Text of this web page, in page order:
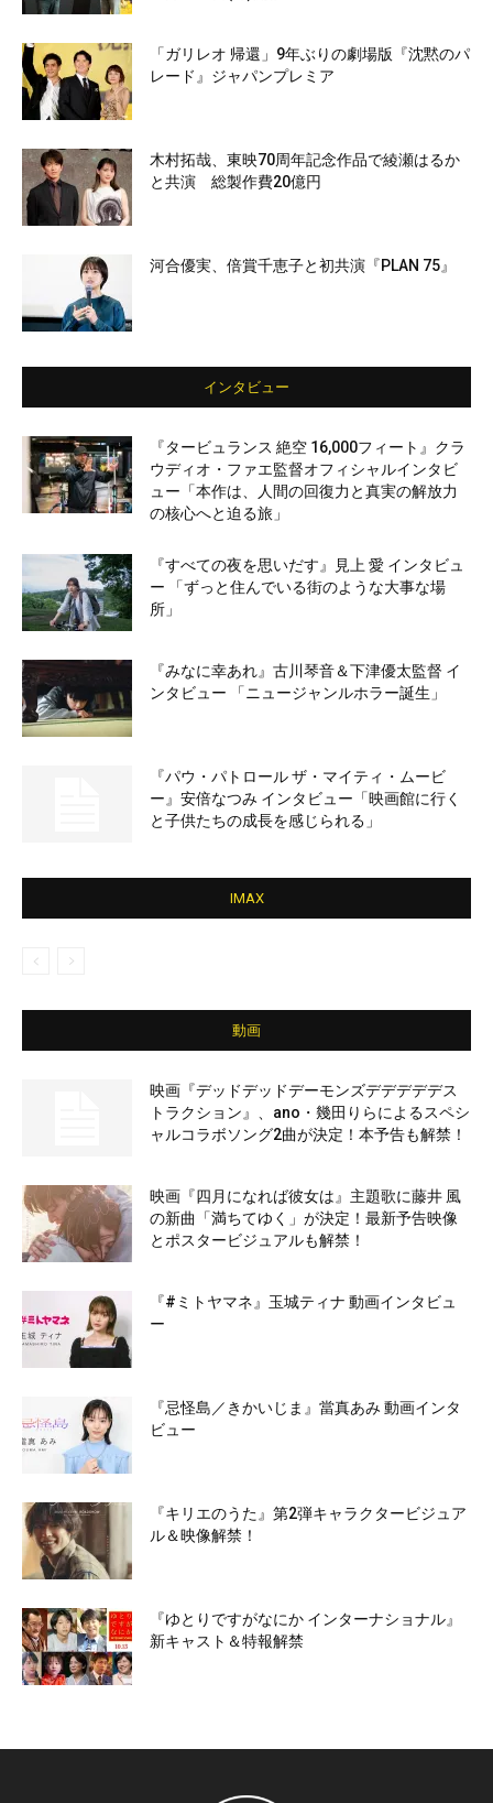
「ガリレオ 帰還」9年ぶりの劇場版『沈黙のパ
レード』ジャパンプレミア
木村拓哉、東映70周年記念作品で綾瀬はるか
と共演 総製作費20億円
河合優実、倍賞千恵子と初共演『PLAN 75』
インタビュー
『タービュランス 絶空 16,000フィート』クラ
ウディオ・ファエ監督オフィシャルインタビ
ュー「本作は、人間の回復力と真実の解放力
の核心へと迫る旅」
『すべての夜を思いだす』見上 愛 インタビュ
ー 「ずっと住んでいる街のような大事な場
所」
『みなに幸あれ』古川琴音＆下津優太監督 イ
ンタビュー 「ニュージャンルホラー誕生」
『パウ・パトロール ザ・マイティ・ムービ
ー』安倍なつみ インタビュー「映画館に行く
と子供たちの成長を感じられる」
IMAX
動画
映画『デッドデッドデーモンズデデデデデス
トラクション』、ano・幾田りらによるスペシ
ャルコラボソング2曲が決定！本予告も解禁！
映画『四月になれば彼女は』主題歌に藤井 風
の新曲「満ちてゆく」が決定！最新予告映像
とポスタービジュアルも解禁！
『#ミトヤマネ』玉城ティナ 動画インタビュ
ー
『忌怪島／きかいじま』當真あみ 動画インタ
ビュー
『キリエのうた』第2弾キャラクタービジュア
ル＆映像解禁！
『ゆとりですがなにか インターナショナル』
新キャスト＆特報解禁